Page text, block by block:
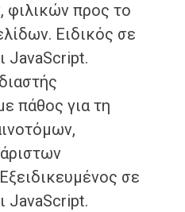
φιλικών προς το
Ειδικός σε
JavaScript.
πάθος για τη
σε
JavaScript.